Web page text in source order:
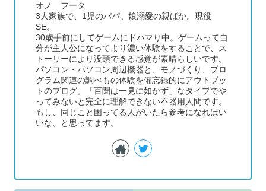
オノ フータ
3人家族で、1児のパパ。娘溺愛の親ばか。現役
SE。
30歳手前にしてゲームにドハマり中。ゲームって自
分が主人公になってより濃い体験をすることで、ス
トーリーにより没頭できる感覚が素晴らしいです。
パソコン・パソコン周辺機器と、モノづくり、プロ
グラム関連の調べもの体験を備忘録的にアウトプッ
トのブログ。「百聞は一見に如かず」なタイプでや
ってみないと完全に理解できない不器用人間です。
もし、同じこと困ってる人がいたら参考になればい
いな、と思ってます。